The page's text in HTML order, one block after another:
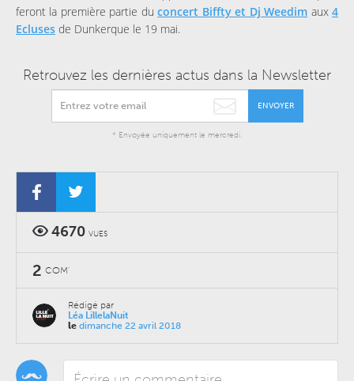
feront la première partie duconcert Biffty et Dj Weedim aux4
Ecluses de Dunkerque le 19 mai.
Retrouvez les dernières actus dans la Newsletter
ENVOYER
* Envoyée uniquement le mercredi.
4670 VUES
2 COM'
Rédigé par
Léa LillelaNuit
le dimanche 22 avril 2018